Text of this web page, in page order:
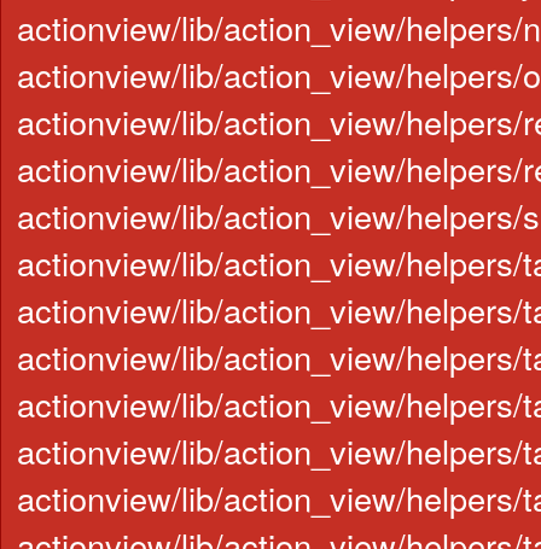
actionview/lib/action_view/helpers/
actionview/lib/action_view/helpers/
actionview/lib/action_view/helpers/
actionview/lib/action_view/helpers/
actionview/lib/action_view/helpers/
actionview/lib/action_view/helpers/
actionview/lib/action_view/helpers/
actionview/lib/action_view/helpers/
actionview/lib/action_view/helpers/
actionview/lib/action_view/helpers/
actionview/lib/action_view/